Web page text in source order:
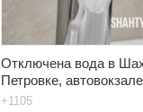
Отключена вода в
Петровке,
+1105